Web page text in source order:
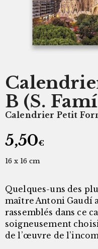
B (S.
Calendrier Petit
5,50€
16 x 16 cm
Quelques-uns des
maître Antoni Gaudí
rassemblés dans ce
soigneusement
de l’œuvre de